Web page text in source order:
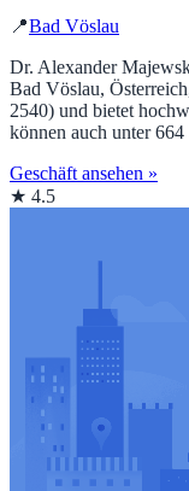
📍Bad Vöslau
Dr. Alexander
Bad Vöslau,
2540) und bietet
können auch unter 664
Geschäft ansehen »
★ 4.5